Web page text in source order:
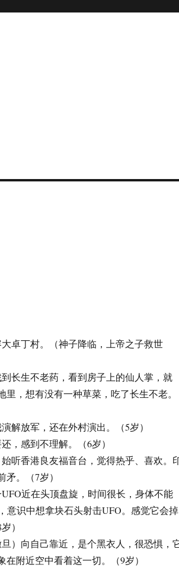
卓丁村。（神子降临，上帝之子救世
长生不老药，看到房子上的仙人掌，就
，想有没有一种草菜，吃了长生不老。
解放军，还在外村演出。（5岁）
，感到不理解。（6岁）
听香港良友福音台，觉得热乎、喜欢。
。（7岁）
近在头顶盘旋，时间很长，身体不能
意识中想拿块石头射击UFO。感觉它会掉
）
）向自己靠近，是个黑衣人，很恐惧，
附近空中看着这一切。（9岁）